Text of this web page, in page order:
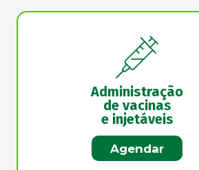
Administração
de vacinas
e injetáveis
Agendar